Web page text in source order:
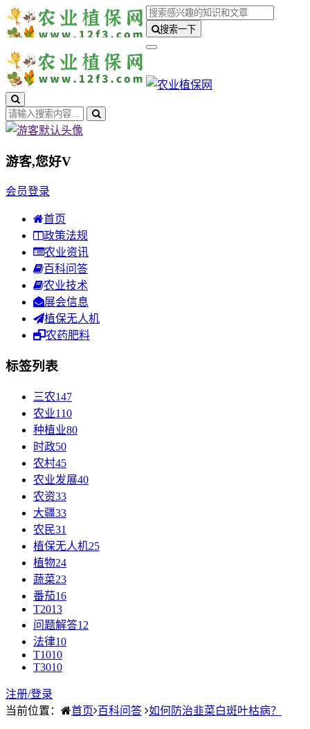
搜索一下
游客,您好V
会员登录
首页
政策法规
农业资讯
百科问答
农业技术
展会信息
植保无人机
农药肥料
标签列表
三农147
农业110
种植业80
时政50
农村45
农业发展40
农资33
大疆33
农民31
植保无人机25
植物24
蔬菜23
番茄16
T2013
问题解答12
法律10
T1010
T3010
注册/登录
当前位置：
首页 百科问答 如何防治韭菜白斑叶枯病？